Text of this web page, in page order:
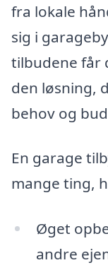
fra lokale
sig i
tilbudene får
den løsning,
behov og
En garage
mange ting,
Øget
andre